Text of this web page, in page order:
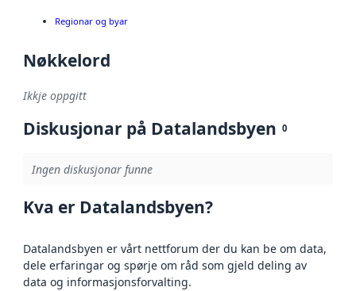
Regionar og byar
Nøkkelord
Ikkje oppgitt
Diskusjonar på Datalandsbyen 0
Ingen diskusjonar funne
Kva er Datalandsbyen?
Datalandsbyen er vårt nettforum der du kan be om data,
dele erfaringar og spørje om råd som gjeld deling av
data og informasjonsforvalting.